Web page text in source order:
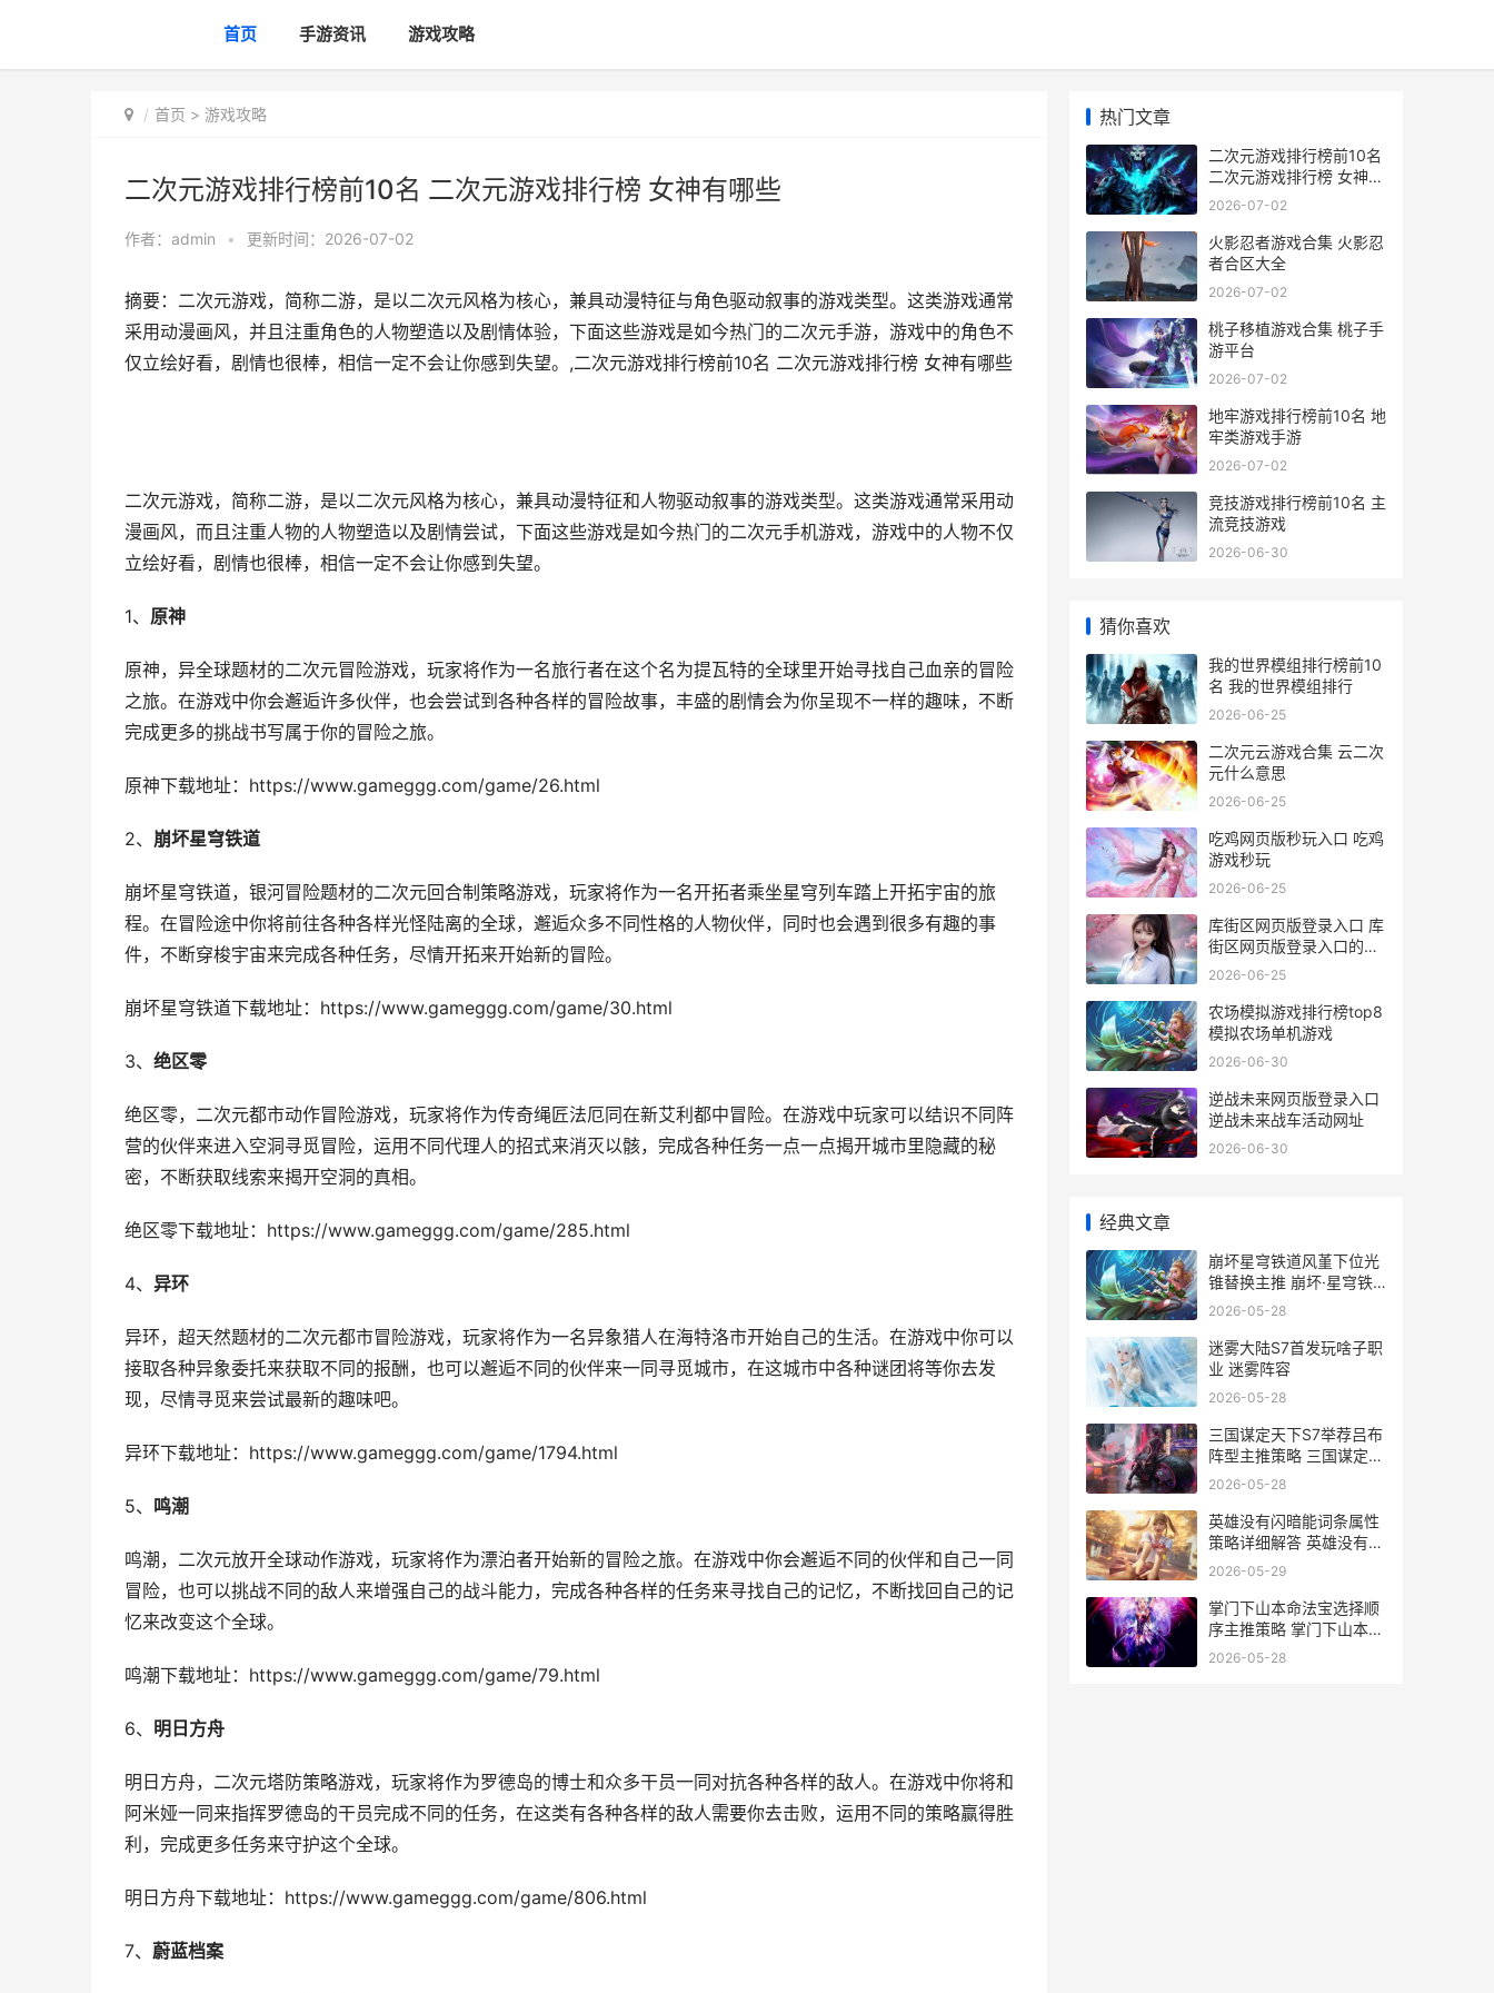
首页 手游资讯 游戏攻略
首页 > 游戏攻略
二次元游戏排行榜前10名 二次元游戏排行榜 女神有哪些
作者： admin • 更新时间：2026-07-02
摘要：二次元游戏，简称二游，是以二次元风格为核心，兼具动漫特征与角色驱动叙事的游戏类型。这类游戏通常
采用动漫画风，并且注重角色的人物塑造以及剧情体验，下面这些游戏是如今热门的二次元手游，游戏中的角色不
仅立绘好看，剧情也很棒，相信一定不会让你感到失望。,二次元游戏排行榜前10名 二次元游戏排行榜 女神有哪些
二次元游戏，简称二游，是以二次元风格为核心，兼具动漫特征和人物驱动叙事的游戏类型。这类游戏通常采用动
漫画风，而且注重人物的人物塑造以及剧情尝试，下面这些游戏是如今热门的二次元手机游戏，游戏中的人物不仅
立绘好看，剧情也很棒，相信一定不会让你感到失望。
1、 原神
原神，异全球题材的二次元冒险游戏，玩家将作为一名旅行者在这个名为提瓦特的全球里开始寻找自己血亲的冒险
之旅。在游戏中你会邂逅许多伙伴，也会尝试到各种各样的冒险故事，丰盛的剧情会为你呈现不一样的趣味，不断
完成更多的挑战书写属于你的冒险之旅。
原神下载地址：https://www.gameggg.com/game/26.html
2、 崩坏星穹铁道
崩坏星穹铁道，银河冒险题材的二次元回合制策略游戏，玩家将作为一名开拓者乘坐星穹列车踏上开拓宇宙的旅
程。在冒险途中你将前往各种各样光怪陆离的全球，邂逅众多不同性格的人物伙伴，同时也会遇到很多有趣的事
件，不断穿梭宇宙来完成各种任务，尽情开拓来开始新的冒险。
崩坏星穹铁道下载地址：https://www.gameggg.com/game/30.html
3、 绝区零
绝区零，二次元都市动作冒险游戏，玩家将作为传奇绳匠法厄同在新艾利都中冒险。在游戏中玩家可以结识不同阵
营的伙伴来进入空洞寻觅冒险，运用不同代理人的招式来消灭以骸，完成各种任务一点一点揭开城市里隐藏的秘
密，不断获取线索来揭开空洞的真相。
绝区零下载地址：https://www.gameggg.com/game/285.html
4、 异环
异环，超天然题材的二次元都市冒险游戏，玩家将作为一名异象猎人在海特洛市开始自己的生活。在游戏中你可以
接取各种异象委托来获取不同的报酬，也可以邂逅不同的伙伴来一同寻觅城市，在这城市中各种谜团将等你去发
现，尽情寻觅来尝试最新的趣味吧。
异环下载地址：https://www.gameggg.com/game/1794.html
5、 鸣潮
鸣潮，二次元放开全球动作游戏，玩家将作为漂泊者开始新的冒险之旅。在游戏中你会邂逅不同的伙伴和自己一同
冒险，也可以挑战不同的敌人来增强自己的战斗能力，完成各种各样的任务来寻找自己的记忆，不断找回自己的记
忆来改变这个全球。
鸣潮下载地址：https://www.gameggg.com/game/79.html
6、 明日方舟
明日方舟，二次元塔防策略游戏，玩家将作为罗德岛的博士和众多干员一同对抗各种各样的敌人。在游戏中你将和
阿米娅一同来指挥罗德岛的干员完成不同的任务，在这类有各种各样的敌人需要你去击败，运用不同的策略赢得胜
利，完成更多任务来守护这个全球。
明日方舟下载地址：https://www.gameggg.com/game/806.html
7、 蔚蓝档案
热门文章
二次元游戏排行榜前10名
二次元游戏排行榜 女神有
哪些
2026-07-02
火影忍者游戏合集 火影忍
者合区大全
2026-07-02
桃子移植游戏合集 桃子手
游平台
2026-07-02
地牢游戏排行榜前10名 地
牢类游戏手游
2026-07-02
竞技游戏排行榜前10名 主
流竞技游戏
2026-06-30
猜你喜欢
我的世界模组排行榜前10
名 我的世界模组排行
2026-06-25
二次元云游戏合集 云二次
元什么意思
2026-06-25
吃鸡网页版秒玩入口 吃鸡
游戏秒玩
2026-06-25
库街区网页版登录入口 库
街区网页版登录入口的功
能介绍
2026-06-25
农场模拟游戏排行榜top8
模拟农场单机游戏
2026-06-30
逆战未来网页版登录入口
逆战未来战车活动网址
2026-06-30
经典文章
崩坏星穹铁道风堇下位光
锥替换主推 崩坏·星穹铁
道
2026-05-28
迷雾大陆S7首发玩啥子职
业 迷雾阵容
2026-05-28
三国谋定天下S7举荐吕布
阵型主推策略 三国谋定天
下s7阵容一览表
2026-05-28
英雄没有闪暗能词条属性
策略详细解答 英雄没有闪
暗能原素
2026-05-29
掌门下山本命法宝选择顺
序主推策略 掌门下山本命
法宝怎么获得
2026-05-28